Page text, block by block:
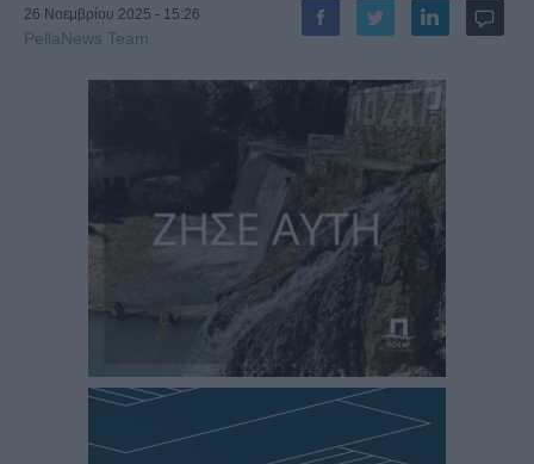
26 Νοεμβρίου 2025 - 15:26
PellaNews Team